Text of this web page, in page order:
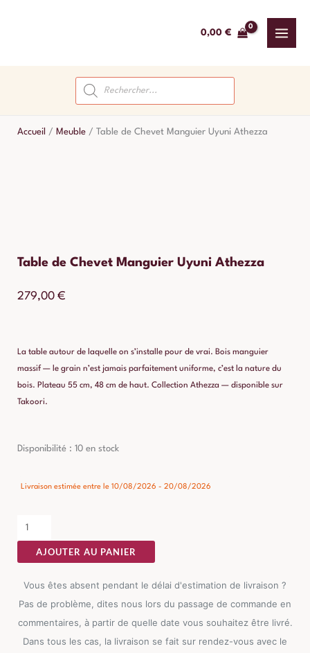
0,00 €
Recherche
de
produits
Accueil / Meuble / Table de Chevet Manguier Uyuni Athezza
Table de Chevet Manguier Uyuni Athezza
279,00 €
La table autour de laquelle on s’installe pour de vrai. Bois manguier
massif — le grain n’est jamais parfaitement uniforme, c’est la nature du
bois. Plateau 55 cm, 48 cm de haut. Collection Athezza — disponible sur
Takoori.
Disponibilité : 10 en stock
Livraison estimée entre le 10/08/2026 - 20/08/2026
quantité
Table
Chevet
Manguier
Uyuni
AJOUTER AU PANIER
Vous êtes absent pendant le délai d'estimation de livraison ?
Pas de problème, dites nous lors du passage de commande en
commentaires, à partir de quelle date vous souhaitez être livré.
Dans tous les cas, la livraison se fait sur rendez-vous avec le